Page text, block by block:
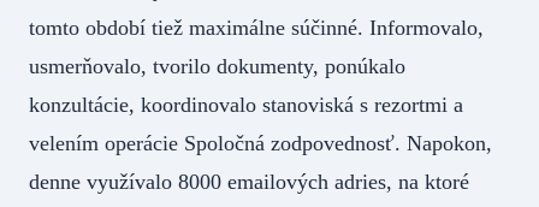
tomto období tiež maximálne súčinné. Informovalo,
usmerňovalo, tvorilo dokumenty, ponúkalo
konzultácie, koordinovalo stanoviská s rezortmi a
velením operácie Spoločná zodpovednosť. Napokon,
denne využívalo 8000 emailových adries, na ktoré